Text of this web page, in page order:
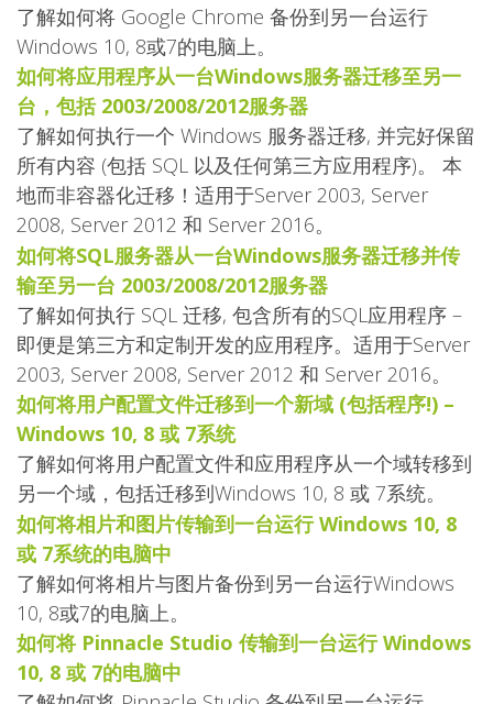
了解如何将 Google Chrome 备份到另一台运行
Windows 10, 8或7的电脑上。
如何将应用程序从一台Windows服务器迁移至另一
台，包括 2003/2008/2012服务器
了解如何执行一个 Windows 服务器迁移, 并完好保留
所有内容 (包括 SQL 以及任何第三方应用程序)。 本
地而非容器化迁移！适用于Server 2003, Server
2008, Server 2012 和 Server 2016。
如何将SQL服务器从一台Windows服务器迁移并传
输至另一台 2003/2008/2012服务器
了解如何执行 SQL 迁移, 包含所有的SQL应用程序 –
即便是第三方和定制开发的应用程序。适用于Server
2003, Server 2008, Server 2012 和 Server 2016。
如何将用户配置文件迁移到一个新域 (包括程序!) –
Windows 10, 8 或 7系统
了解如何将用户配置文件和应用程序从一个域转移到
另一个域，包括迁移到Windows 10, 8 或 7系统。
如何将相片和图片传输到一台运行 Windows 10, 8
或 7系统的电脑中
了解如何将相片与图片备份到另一台运行Windows
10, 8或7的电脑上。
如何将 Pinnacle Studio 传输到一台运行 Windows
10, 8 或 7的电脑中